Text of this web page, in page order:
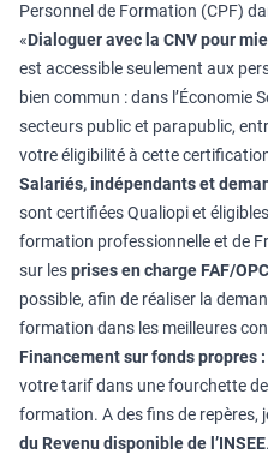
Personnel de Formation (CPF)
«Dialoguer avec la CNV pour
est accessible seulement aux
bien commun : dans l’Économie
secteurs public et parapublic,
votre éligibilité à cette
Salariés, indépendants et
sont certifiées Qualiopi et
formation professionnelle et de
sur lesprises en charge FAF/
possible, afin de réaliser la
formation dans les meilleures
Financement sur fonds propres :
votre tarif dans une fourchette
formation. A des fins de repères,
du Revenu disponible de l’INSEE.